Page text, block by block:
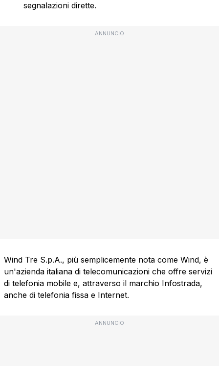
segnalazioni dirette.
ANNUNCIO
Wind Tre S.p.A., più semplicemente nota come Wind, è
un'azienda italiana di telecomunicazioni che offre servizi
di telefonia mobile e, attraverso il marchio Infostrada,
anche di telefonia fissa e Internet.
ANNUNCIO